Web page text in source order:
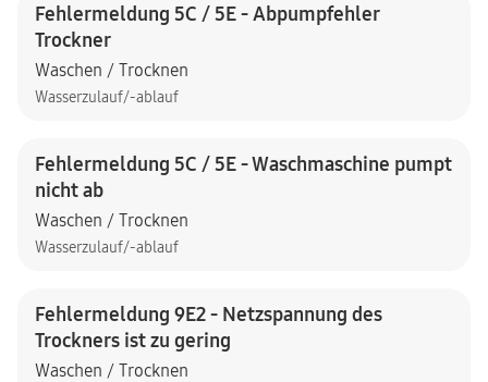
Fehlermeldung 5C / 5E - Abpumpfehler
Trockner
Waschen / Trocknen
Wasserzulauf/-ablauf
Fehlermeldung 5C / 5E - Waschmaschine pumpt
nicht ab
Waschen / Trocknen
Wasserzulauf/-ablauf
Fehlermeldung 9E2 - Netzspannung des
Trockners ist zu gering
Waschen / Trocknen